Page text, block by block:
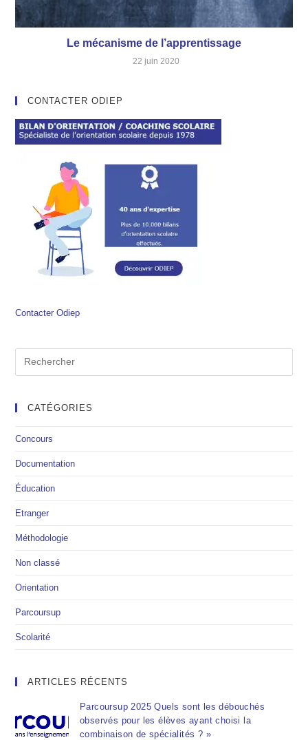
Le mécanisme de l’apprentissage
22 juin 2020
CONTACTER ODIEP
Contacter Odiep
CATÉGORIES
Concours
Documentation
Éducation
Etranger
Méthodologie
Non classé
Orientation
Parcoursup
Scolarité
ARTICLES RÉCENTS
Parcoursup 2025 Quels sont les débouchés
observés pour les élèves ayant choisi la
combinaison de spécialités ? »